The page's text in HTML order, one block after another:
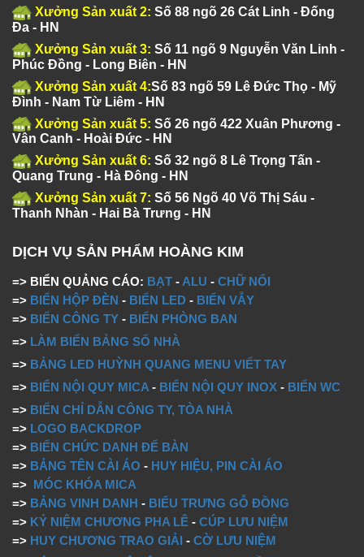
Xưởng Sản xuất 2: Số 88 ngõ 26 Cát Linh - Đống
Đa - HN
Xưởng Sản xuất 3: Số 11 ngõ 9 Nguyễn Văn Linh -
Phúc Đồng - Long Biên - HN
Xưởng Sản xuất 4:Số 83 ngõ 59 Lê Đức Thọ - Mỹ
Đình - Nam Từ Liêm - HN
Xưởng Sản xuất 5: Số 26 ngõ 422 Xuân Phương -
Vân Canh - Hoài Đức - HN
Xưởng Sản xuất 6: Số 32 ngõ 8 Lê Trọng Tấn -
Quang Trung - Hà Đông - HN
Xưởng Sản xuất 7: Số 56 Ngõ 40 Võ Thị Sáu -
Thanh Nhàn - Hai Bà Trưng - HN
DỊCH VỤ SẢN PHẨM HOÀNG KIM
=> BIỂN QUẢNG CÁO: BẠT - ALU - CHỮ NỔI
=> BIỂN HỘP ĐÈN - BIỂN LED - BIỂN VẪY
=> BIỂN CÔNG TY - BIỂN PHÒNG BAN
=> LÀM BIỂN BẢNG SỐ NHÀ
=> BẢNG LED HUỲNH QUANG MENU VIẾT TAY
=> BIỂN NỘI QUY MICA - BIỂN NỘI QUY INOX - BIỂN WC
=> BIỂN CHỈ DẪN CÔNG TY, TÒA NHÀ
=> LOGO BACKDROP
=> BIỂN CHỨC DANH ĐỂ BÀN
=> BẢNG TÊN CÀI ÁO - HUY HIỆU, PIN CÀI ÁO
=> MÓC KHÓA MICA
=> BẢNG VINH DANH - BIỂU TRƯNG GỖ ĐỒNG
=> KỶ NIỆM CHƯƠNG PHA LÊ - CÚP LƯU NIỆM
=> HUY CHƯƠNG TRAO GIẢI - CỜ LƯU NIỆM